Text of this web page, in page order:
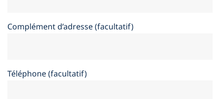
Complément d’adresse (facultatif)
Téléphone (facultatif)